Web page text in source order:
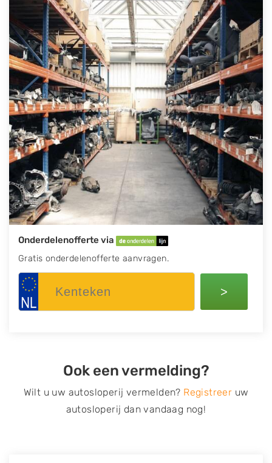
Onderdelenofferte via
Gratis onderdelenofferte aanvragen.
>
Ook een vermelding?
Wilt u uw autosloperij vermelden? Registreer uw
autosloperij dan vandaag nog!